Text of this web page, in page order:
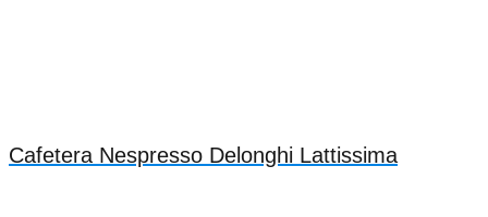
Cafetera Nespresso Delonghi Lattissima